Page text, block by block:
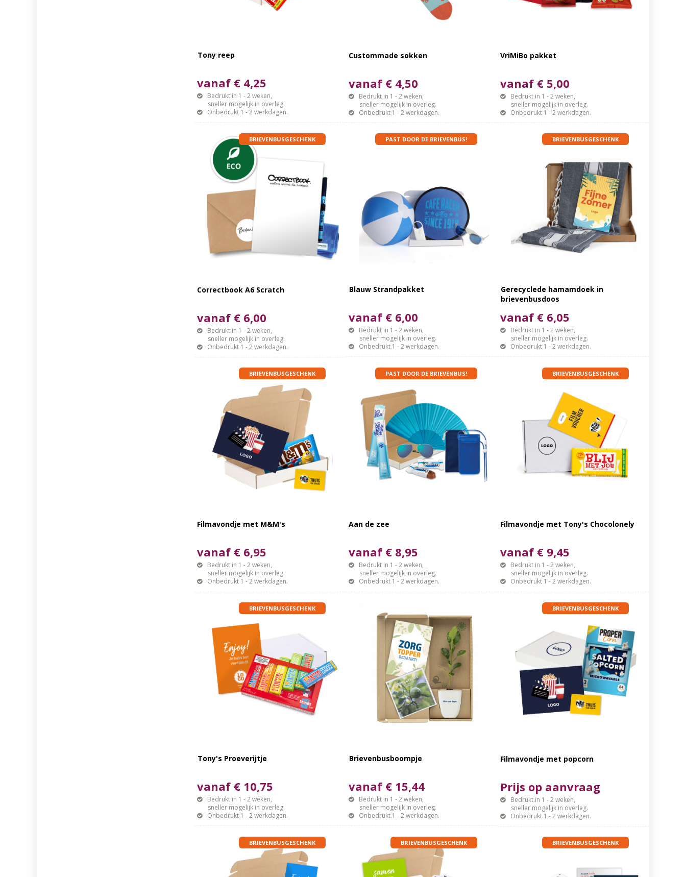
Tony reep
vanaf € 4,25
Bedrukt in 1 - 2 weken,
sneller mogelijk in overleg.
Onbedrukt 1 - 2 werkdagen.
Custommade sokken
vanaf € 4,50
Bedrukt in 1 - 2 weken,
sneller mogelijk in overleg.
Onbedrukt 1 - 2 werkdagen.
VriMiBo pakket
vanaf € 5,00
Bedrukt in 1 - 2 weken,
sneller mogelijk in overleg.
Onbedrukt 1 - 2 werkdagen.
BRIEVENBUSGESCHENK
Correctbook A6 Scratch
vanaf € 6,00
Bedrukt in 1 - 2 weken,
sneller mogelijk in overleg.
Onbedrukt 1 - 2 werkdagen.
PAST DOOR DE BRIEVENBUS!
Blauw Strandpakket
vanaf € 6,00
Bedrukt in 1 - 2 weken,
sneller mogelijk in overleg.
Onbedrukt 1 - 2 werkdagen.
BRIEVENBUSGESCHENK
Gerecyclede hamamdoek in
brievenbusdoos
vanaf € 6,05
Bedrukt in 1 - 2 weken,
sneller mogelijk in overleg.
Onbedrukt 1 - 2 werkdagen.
BRIEVENBUSGESCHENK
Filmavondje met M&M's
vanaf € 6,95
Bedrukt in 1 - 2 weken,
sneller mogelijk in overleg.
Onbedrukt 1 - 2 werkdagen.
PAST DOOR DE BRIEVENBUS!
Aan de zee
vanaf € 8,95
Bedrukt in 1 - 2 weken,
sneller mogelijk in overleg.
Onbedrukt 1 - 2 werkdagen.
BRIEVENBUSGESCHENK
Filmavondje met Tony's Chocolonely
vanaf € 9,45
Bedrukt in 1 - 2 weken,
sneller mogelijk in overleg.
Onbedrukt 1 - 2 werkdagen.
BRIEVENBUSGESCHENK
Tony's Proeverijtje
vanaf € 10,75
Bedrukt in 1 - 2 weken,
sneller mogelijk in overleg.
Onbedrukt 1 - 2 werkdagen.
Brievenbusboompje
vanaf € 15,44
Bedrukt in 1 - 2 weken,
sneller mogelijk in overleg.
Onbedrukt 1 - 2 werkdagen.
BRIEVENBUSGESCHENK
Filmavondje met popcorn
Prijs op aanvraag
Bedrukt in 1 - 2 weken,
sneller mogelijk in overleg.
Onbedrukt 1 - 2 werkdagen.
BRIEVENBUSGESCHENK BRIEVENBUSGESCHENK BRIEVENBUSGESCHENK